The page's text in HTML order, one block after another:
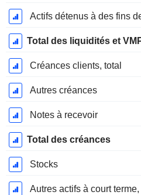
Total des liquidités et
Créances clients, total
Autres créances
Notes à recevoir
Total des créances
Stocks
Autres actifs à court terme,